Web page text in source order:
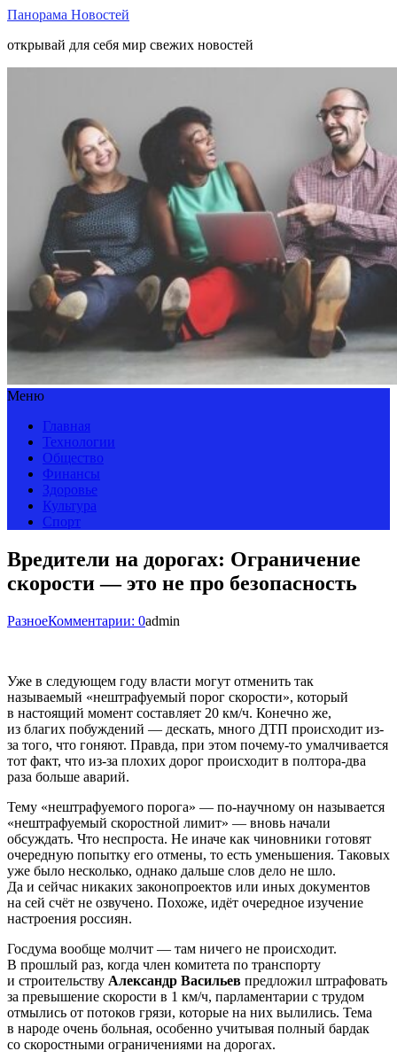
Панорама Новостей
открывай для себя мир свежих новостей
Меню
Главная
Технологии
Общество
Финансы
Здоровье
Культура
Спорт
Вредители на дорогах: Ограничение
скорости — это не про безопасность
РазноеКомментарии: 0admin
Уже в следующем году власти могут отменить так
называемый «нештрафуемый порог скорости», который
в настоящий момент составляет 20 км/ч. Конечно же,
из благих побуждений — дескать, много ДТП происходит из-
за того, что гоняют. Правда, при этом почему-то умалчивается
тот факт, что из-за плохих дорог происходит в полтора-два
раза больше аварий.
Тему «нештрафуемого порога» — по-научному он называется
«нештрафуемый скоростной лимит» — вновь начали
обсуждать. Что неспроста. Не иначе как чиновники готовят
очередную попытку его отмены, то есть уменьшения. Таковых
уже было несколько, однако дальше слов дело не шло.
Да и сейчас никаких законопроектов или иных документов
на сей счёт не озвучено. Похоже, идёт очередное изучение
настроения россиян.
Госдума вообще молчит — там ничего не происходит.
В прошлый раз, когда член комитета по транспорту
и строительству Александр Васильев предложил штрафовать
за превышение скорости в 1 км/ч, парламентарии с трудом
отмылись от потоков грязи, которые на них вылились. Тема
в народе очень больная, особенно учитывая полный бардак
со скоростными ограничениями на дорогах.